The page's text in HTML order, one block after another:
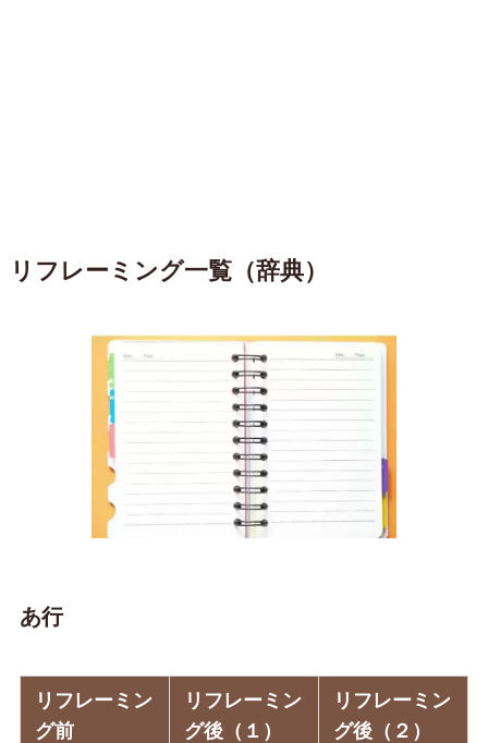
リフレーミング一覧（辞典）
あ行
リフレーミン
グ前
リフレーミン
グ後（１）
リフレーミン
グ後（２）